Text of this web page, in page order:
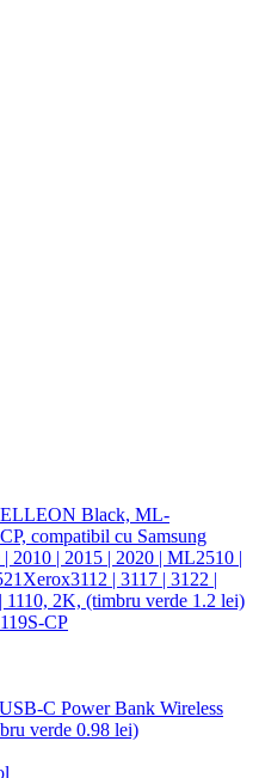
Black, ML-
compatibil cu Samsung
2010 | 2015 | 2020 | ML2510 |
| 3117 | 3122 |
1110, 2K, (timbru verde 1.2 lei)
CP
C Power Bank Wireless
verde 0.98 lei)